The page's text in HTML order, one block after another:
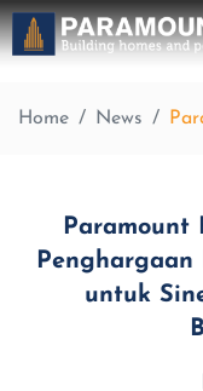
Home News
Paramount
untuk